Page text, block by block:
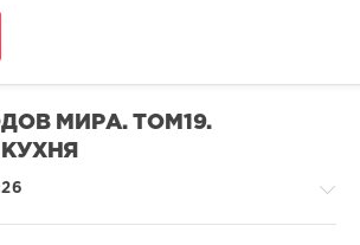
МИРА. ТОМ19.